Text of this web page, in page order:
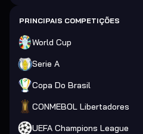
PRINCIPAIS COMPETIÇÕES
World Cup
Serie A
Copa Do Brasil
CONMEBOL Libertadores
UEFA Champions League